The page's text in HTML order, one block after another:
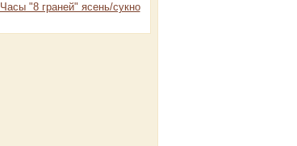
Часы "8 граней" ясень/сукно